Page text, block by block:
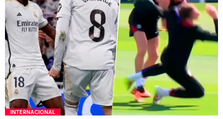
INTERNACIONAL